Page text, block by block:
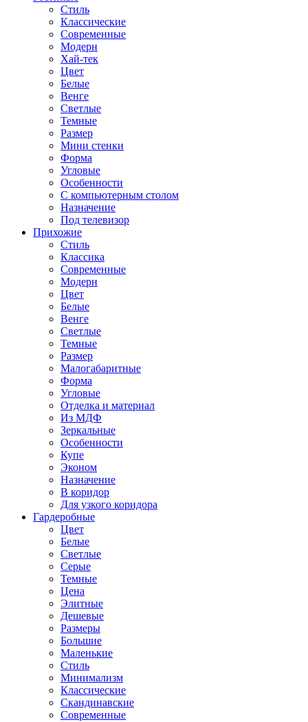
Стиль
Классические
Современные
Модерн
Хай-тек
Цвет
Белые
Венге
Светлые
Темные
Размер
Мини стенки
Форма
Угловые
Особенности
С компьютерным столом
Назначение
Под телевизор
Прихожие
Стиль
Классика
Современные
Модерн
Цвет
Белые
Венге
Светлые
Темные
Размер
Малогабаритные
Форма
Угловые
Отделка и материал
Из МДФ
Зеркальные
Особенности
Купе
Эконом
Назначение
В коридор
Для узкого коридора
Гардеробные
Цвет
Белые
Светлые
Серые
Темные
Цена
Элитные
Дешевые
Размеры
Большие
Маленькие
Стиль
Минимализм
Классические
Скандинавские
Современные